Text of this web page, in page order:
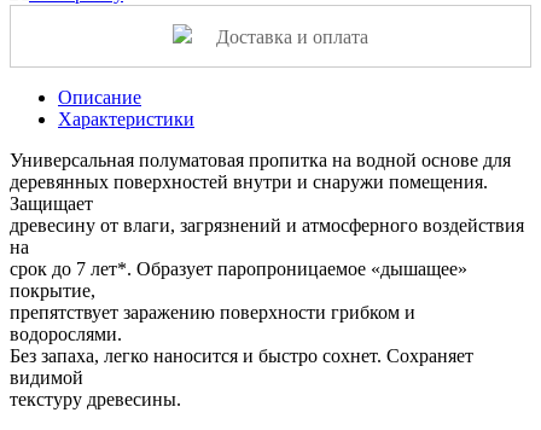
Доставка и оплата
Описание
Характеристики
Универсальная полуматовая пропитка на водной основе для
деревянных поверхностей внутри и снаружи помещения.
Защищает
древесину от влаги, загрязнений и атмосферного воздействия
на
срок до 7 лет*. Образует паропроницаемое «дышащее»
покрытие,
препятствует заражению поверхности грибком и
водорослями.
Без запаха, легко наносится и быстро сохнет. Сохраняет
видимой
текстуру древесины.